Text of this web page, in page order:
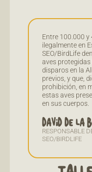
Entre 100.000
ilegalmente en
SEO/BirdLife
aves
disparos en la
previos, y que,
prohibición, en
estas aves
en sus cuerpos.
DAVID DE LA
RESPONSABLE
SEO/BIRDLIFE